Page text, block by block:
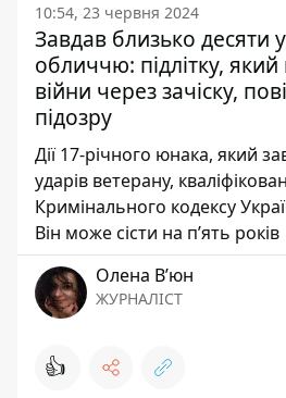
10:54, 23 червня 2024
Завдав близько десяти
обличчю: підлітку,
війни через зачіску,
підозру
Дії 17-річного юнака, який
ударів ветерану,
Кримінального кодексу
Він може сісти на п’ять років
Олена Вʼюн
ЖУРНАЛІСТ
👍